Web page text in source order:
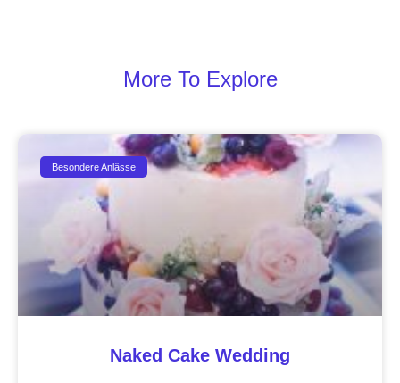
More To Explore
Besondere Anlässe
Naked Cake Wedding